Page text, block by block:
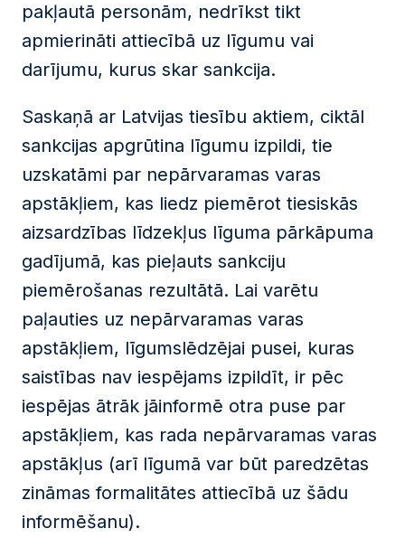
pakļautā personām, nedrīkst tikt
apmierināti attiecībā uz līgumu vai
darījumu, kurus skar sankcija.
Saskaņā ar Latvijas tiesību aktiem, ciktāl
sankcijas apgrūtina līgumu izpildi, tie
uzskatāmi par nepārvaramas varas
apstākļiem, kas liedz piemērot tiesiskās
aizsardzības līdzekļus līguma pārkāpuma
gadījumā, kas pieļauts sankciju
piemērošanas rezultātā. Lai varētu
paļauties uz nepārvaramas varas
apstākļiem, līgumslēdzējai pusei, kuras
saistības nav iespējams izpildīt, ir pēc
iespējas ātrāk jāinformē otra puse par
apstākļiem, kas rada nepārvaramas varas
apstākļus (arī līgumā var būt paredzētas
zināmas formalitātes attiecībā uz šādu
informēšanu).